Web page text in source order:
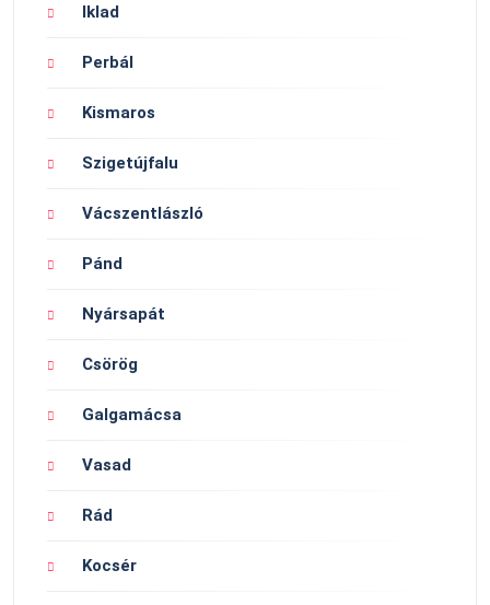
Iklad
Perbál
Kismaros
Szigetújfalu
Vácszentlászló
Pánd
Nyársapát
Csörög
Galgamácsa
Vasad
Rád
Kocsér